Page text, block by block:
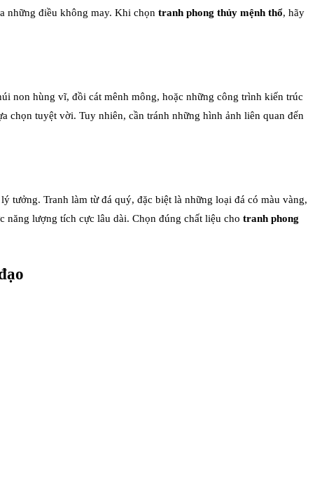
những điều không may. Khi chọn tranh phong thủy mệnh thổ, hãy
non hùng vĩ, đồi cát mênh mông, hoặc những công trình kiến trúc
chọn tuyệt vời. Tuy nhiên, cần tránh những hình ảnh liên quan đến
tưởng. Tranh làm từ đá quý, đặc biệt là những loại đá có màu vàng,
năng lượng tích cực lâu dài. Chọn đúng chất liệu cho tranh phong